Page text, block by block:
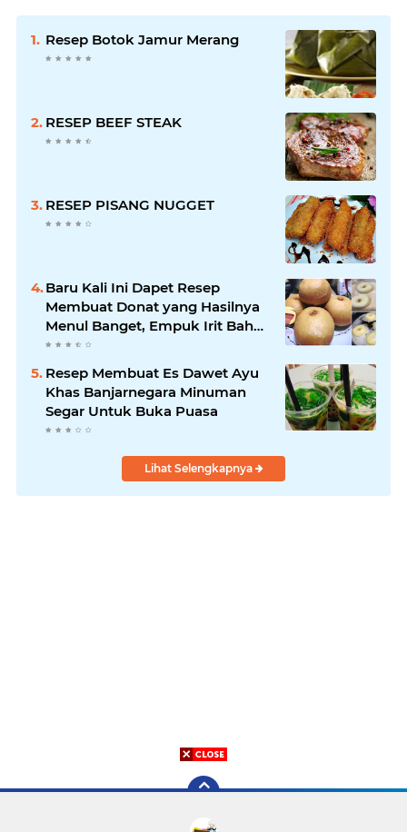
Resep Botok Jamur Merang
RESEP BEEF STEAK
RESEP PISANG NUGGET
Baru Kali Ini Dapet Resep
Membuat Donat yang Hasilnya
Menul Banget, Empuk Irit Bahan
!
Resep Membuat Es Dawet Ayu
Khas Banjarnegara Minuman
Segar Untuk Buka Puasa
Lihat Selengkapnya